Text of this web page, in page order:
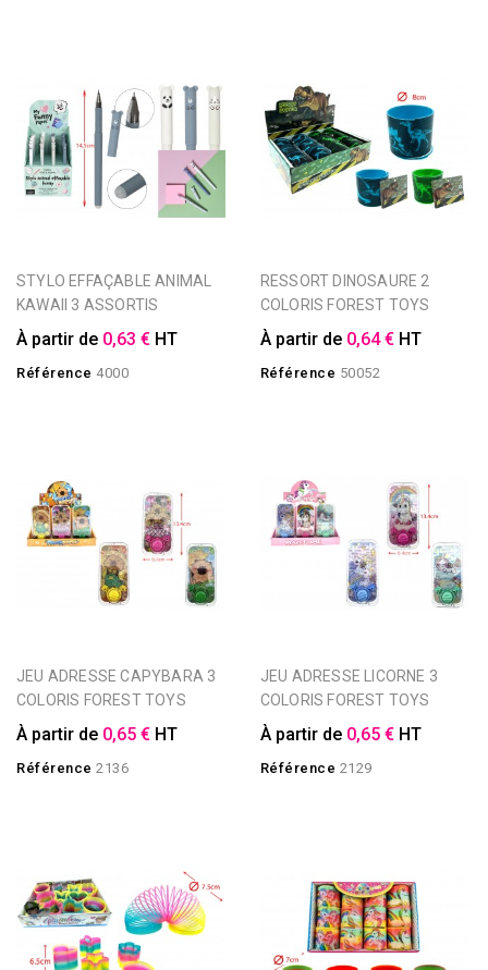
STYLO EFFAÇABLE ANIMAL
KAWAII 3 ASSORTIS
À partir de 0,63 € HT
Référence 4000
RESSORT DINOSAURE 2
COLORIS FOREST TOYS
À partir de 0,64 € HT
Référence 50052
JEU ADRESSE CAPYBARA 3
COLORIS FOREST TOYS
À partir de 0,65 € HT
Référence 2136
JEU ADRESSE LICORNE 3
COLORIS FOREST TOYS
À partir de 0,65 € HT
Référence 2129